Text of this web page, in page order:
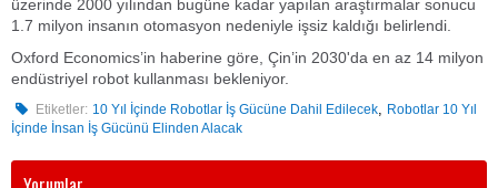
üzerinde 2000 yılından bugüne kadar yapılan araştırmalar sonucu
1.7 milyon insanın otomasyon nedeniyle işsiz kaldığı belirlendi.
Oxford Economics’in haberine göre, Çin’in 2030'da en az 14 milyon
endüstriyel robot kullanması bekleniyor.
Etiketler: 10 Yıl İçinde Robotlar İş Gücüne Dahil Edilecek
Robotlar 10 Yıl
İçinde İnsan İş Gücünü Elinden Alacak